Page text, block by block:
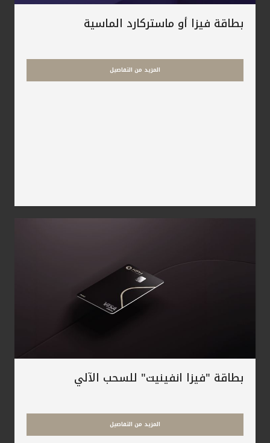
بطاقة فيزا أو ماستركارد الماسية
المزيد من التفاصيل
بطاقة "فيزا انفينيت" للسحب الآلي
المزيد من التفاصيل